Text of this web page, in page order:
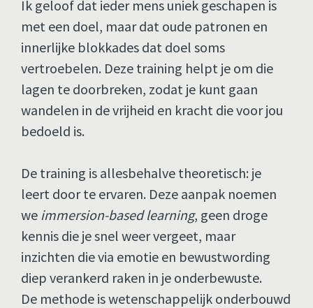
Ik geloof dat ieder mens uniek geschapen is
met een doel, maar dat oude patronen en
innerlijke blokkades dat doel soms
vertroebelen. Deze training helpt je om die
lagen te doorbreken, zodat je kunt gaan
wandelen in de vrijheid en kracht die voor jou
bedoeld is.
De training is allesbehalve theoretisch: je
leert door te ervaren. Deze aanpak noemen
we immersion-based learning, geen droge
kennis die je snel weer vergeet, maar
inzichten die via emotie en bewustwording
diep verankerd raken in je onderbewuste.
De methode is wetenschappelijk onderbouwd